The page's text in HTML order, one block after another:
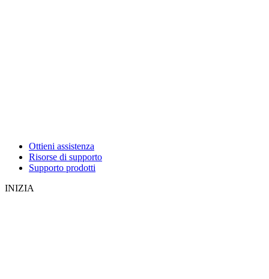
Ottieni assistenza
Risorse di supporto
Supporto prodotti
INIZIA